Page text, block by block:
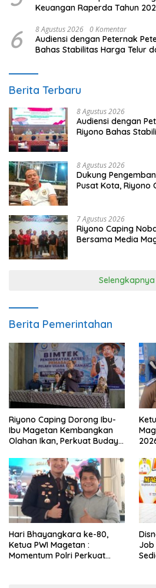
Keuangan Raperda Tahun
6 8 Agustus 2026 0 Komentar
Audiensi dengan Peternak
Bahas Stabilitas Harga Telur
Berita Terbaru
8 Agustus 2026
Audiensi dengan
Riyono Bahas
8 Agustus 2026
Dukung
Pusat Kota, Riyono
7 Agustus 2026
Riyono Caping
Bersama Media
Selengkapnya
Berita Pemerintahan
Riyono Caping Dorong Ibu-
Ibu Magetan Kembangkan
Olahan Ikan, Perkuat Budaya
Hari Bhayangkara ke-80,
Ketua PWI Magetan :
Momentum Polri Perkuat
Job